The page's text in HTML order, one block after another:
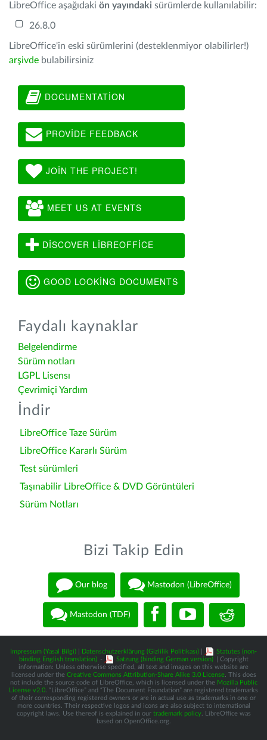
LibreOffice aşağıdaki ön yayındaki sürümlerde kullanılabilir:
26.8.0
LibreOffice'in eski sürümlerini (desteklenmiyor olabilirler!)
arşivde bulabilirsiniz
DOCUMENTATION
PROVIDE FEEDBACK
JOIN THE PROJECT!
MEET US AT EVENTS
DISCOVER LIBREOFFICE
GOOD LOOKING DOCUMENTS
Faydalı kaynaklar
Belgelendirme
Sürüm notları
LGPL Lisensı
Çevrimiçi Yardım
İndir
LibreOffice Taze Sürüm
LibreOffice Kararlı Sürüm
Test sürümleri
Taşınabilir LibreOffice & DVD Görüntüleri
Sürüm Notları
Bizi Takip Edin
Our blog Mastodon (LibreOffice)
Mastodon (TDF)
Impressum (Yasal Bilgi) Datenschutzerklärung (Gizlilik Politikası)
Statutes (non-
binding English translation) - Satzung (binding German version)
| Copyright
information: Unless otherwise specified, all text and images on this website are
licensed under the Creative Commons Attribution-Share Alike 3.0 License. This does
not include the source code of LibreOffice, which is licensed under the Mozilla Public
License v2.0 . “LibreOffice” and “The Document Foundation” are registered trademarks
of their corresponding registered owners or are in actual use as trademarks in one or
more countries. Their respective logos and icons are also subject to international
copyright laws. Use thereof is explained in our trademark policy. LibreOffice was
based on OpenOffice.org.